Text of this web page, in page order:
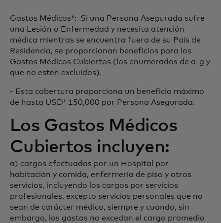
Gastos Médicos*: Si una Persona Asegurada sufre
una Lesión o Enfermedad y necesita atención
médica mientras se encuentra fuera de su País de
Residencia, se proporcionan beneficios para los
Gastos Médicos Cubiertos (los enumerados de a-g y
que no estén excluidos).
- Esta cobertura proporciona un beneficio máximo
de hasta USD† 150,000 por Persona Asegurada.
Los Gastos Médicos
Cubiertos incluyen:
a) cargos efectuados por un Hospital por
habitación y comida, enfermería de piso y otros
servicios, incluyendo los cargos por servicios
profesionales, excepto servicios personales que no
sean de carácter médico, siempre y cuando, sin
embargo, los gastos no excedan el cargo promedio